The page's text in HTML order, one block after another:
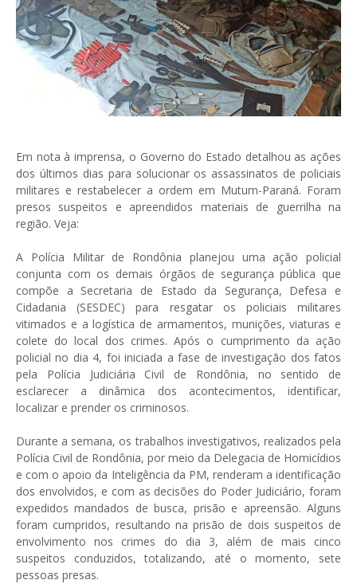
Em nota à imprensa, o Governo do Estado detalhou as ações
dos últimos dias para solucionar os assassinatos de policiais
militares e restabelecer a ordem em Mutum-Paraná. Foram
presos suspeitos e apreendidos materiais de guerrilha na
região. Veja:
A Polícia Militar de Rondônia planejou uma ação policial
conjunta com os demais órgãos de segurança pública que
compõe a Secretaria de Estado da Segurança, Defesa e
Cidadania (SESDEC) para resgatar os policiais militares
vitimados e a logística de armamentos, munições, viaturas e
colete do local dos crimes. Após o cumprimento da ação
policial no dia 4, foi iniciada a fase de investigação dos fatos
pela Polícia Judiciária Civil de Rondônia, no sentido de
esclarecer a dinâmica dos acontecimentos, identificar,
localizar e prender os criminosos.
Durante a semana, os trabalhos investigativos, realizados pela
Polícia Civil de Rondônia, por meio da Delegacia de Homicídios
e com o apoio da Inteligência da PM, renderam a identificação
dos envolvidos, e com as decisões do Poder Judiciário, foram
expedidos mandados de busca, prisão e apreensão. Alguns
foram cumpridos, resultando na prisão de dois suspeitos de
envolvimento nos crimes do dia 3, além de mais cinco
suspeitos conduzidos, totalizando, até o momento, sete
pessoas presas.